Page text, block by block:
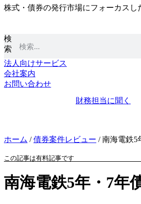
コ
ン
ツ
に
ス
キ
ッ
株式・債券の発行市場にフォーカスし
検
索
法人向けサービス
会社案内
お問い合わせ
財務担当に聞く
ホーム /債券案件レビュー /南海電鉄5
この記事は有料記事です
南海電鉄5年・7年